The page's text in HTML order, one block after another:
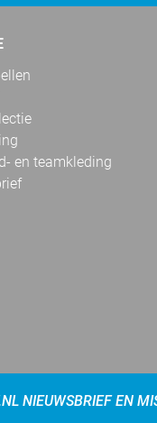
en teamkleding
NIEUWSBRIEF EN